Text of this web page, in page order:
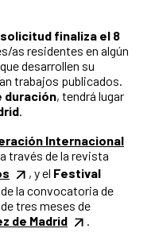
finaliza el 8
as residentes en algún
desarrollen su
trabajos publicados.
duración, tendrá lugar
.
Internacional
través de la revista
, y el Festival
la convocatoria de
de tres meses de
de Madrid .